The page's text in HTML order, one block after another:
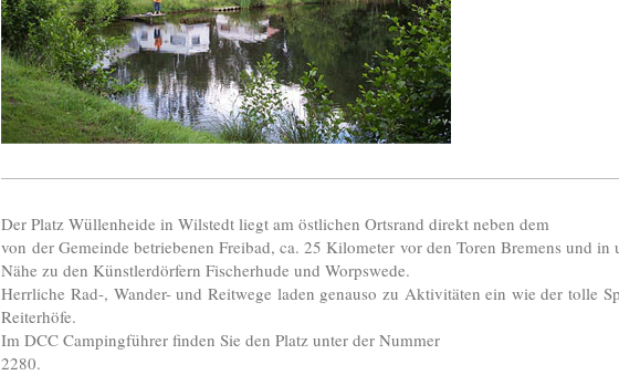
Der Platz Wüllenheide in Wilstedt liegt am östlichen Ortsrand direkt neben dem
von der Gemeinde betriebenen Freibad, ca. 25 Kilometer vor den Toren Bremens und in
Nähe zu den Künstlerdörfern Fischerhude und Worpswede.
Herrliche Rad-, Wander- und Reitwege laden genauso zu Aktivitäten ein wie der tolle
Reiterhöfe.
Im DCC Campingführer finden Sie den Platz unter der Nummer
2280.